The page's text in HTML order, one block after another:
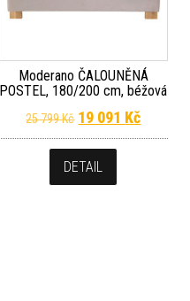
30 999 Kč.
cena je: 22 939 Kč.
Moderano ČALOUNĚNÁ
POSTEL, 180/200 cm, béžová
25 799Kč Původní cena
19 091 Kč
DETAIL